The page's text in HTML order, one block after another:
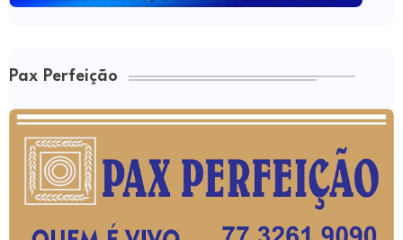
Pax Perfeição